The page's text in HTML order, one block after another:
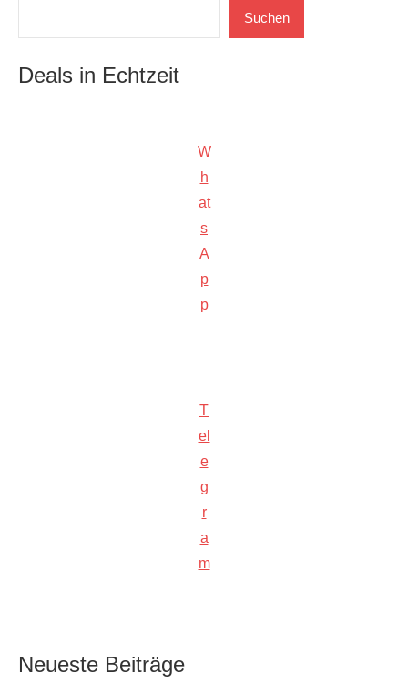
Suchen
Deals in Echtzeit
W
h
at
s
A
p
p
T
el
e
g
r
a
m
Neueste Beiträge